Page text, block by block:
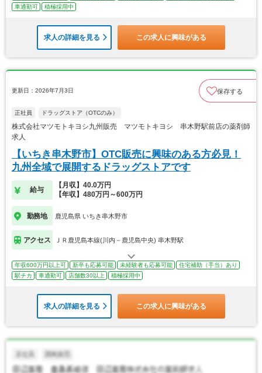
車通勤可
積極採用中
求人の詳細を見る この求人に興味がある
更新日：2026年7月3日 保存する
正社員 ドラッグストア（OTCのみ）
株式会社マツモトキヨシ九州販売 マツモトキヨシ 串木野駅前店の薬剤師
求人
【いちき串木野市】OTC販売に興味のある方必見！
九州全域で展開するドラッグストアです
給与
【月収】40.0万円
【年収】480万円～600万円
勤務地 鹿児島県 いちき串木野市
アクセス ＪＲ鹿児島本線(川内－鹿児島中央) 串木野駅
年収600万円以上可 新卒も応募可能 未経験者も応募可能
住宅補助（手当）あり
駅チカ
車通勤可 店舗数30以上 積極採用中
求人の詳細を見る この求人に興味がある